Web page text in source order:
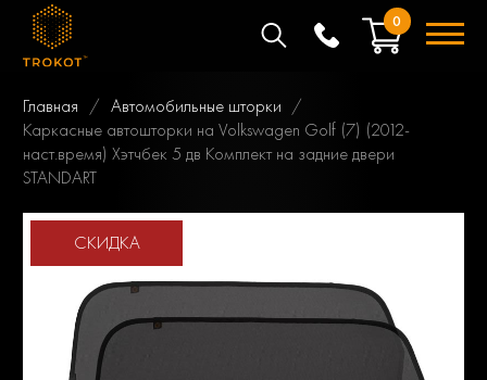
0
Главная
Автомобильные шторки
Каркасные автошторки на Volkswagen Golf (7) (2012-
наст.время) Хэтчбек 5 дв Комплект на задние двери
STANDART
СКИДКА